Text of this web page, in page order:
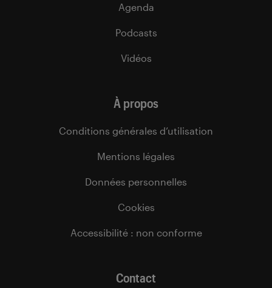
Agenda
Podcasts
Vidéos
À propos
Conditions générales d’utilisation
Mentions légales
Données personnelles
Cookies
Accessibilité : non conforme
Contact